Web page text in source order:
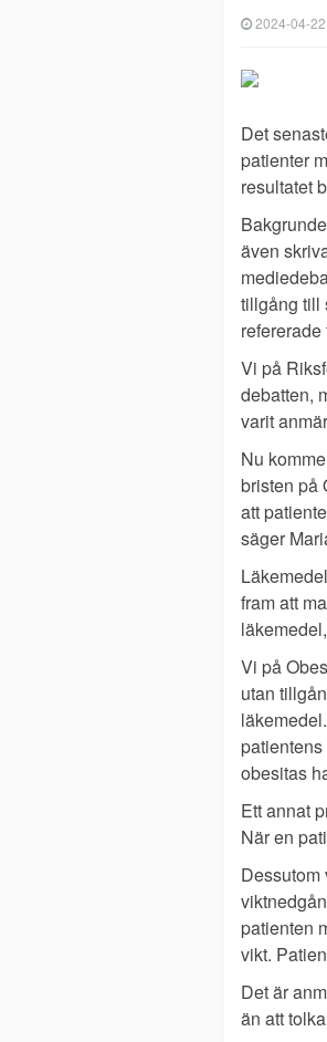
2024-04-22
Det
patienter
resultatet
även
tillgång till
refererade
Vi på
debatten,
varit
Nu
bristen på
att
säger
fram att
Vi på
utan
obesitas
Ett annat
När en
Dessutom
patienten
vikt.
Det är
än att